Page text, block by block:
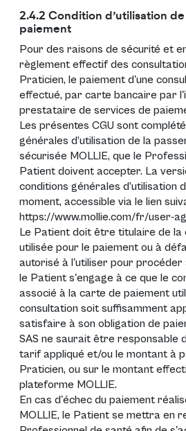
2.4.2 Condition d’utilisation
paiement
Pour des raisons de sécurité et
règlement effectif des
Praticien, le paiement d'une
effectué, par carte bancaire par
prestataire de services de
Les présentes CGU sont
générales d’utilisation de la
sécurisée MOLLIE, que le
Patient doivent accepter. La
conditions générales d’utilisation
moment, accessible via le lien
https://www.mollie.com/fr/user-
Le Patient doit être titulaire de la
utilisée pour le paiement ou à
autorisé à l'utiliser pour procéder
le Patient s'engage à ce que le
associé à la carte de paiement
consultation soit suffisamment
satisfaire à son obligation de
SAS ne saurait être responsable
tarif appliqué et/ou le montant à
Praticien, ou sur le montant
plateforme MOLLIE.
En cas d'échec du paiement
MOLLIE, le Patient se mettra en